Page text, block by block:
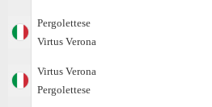
Pergolettese
Virtus Verona
Virtus Verona
Pergolettese